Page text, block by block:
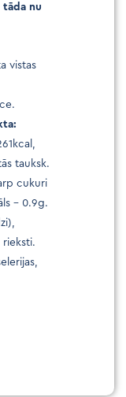
nu
vistas
tauksk.
cukuri
– 0.9g.
rieksti.